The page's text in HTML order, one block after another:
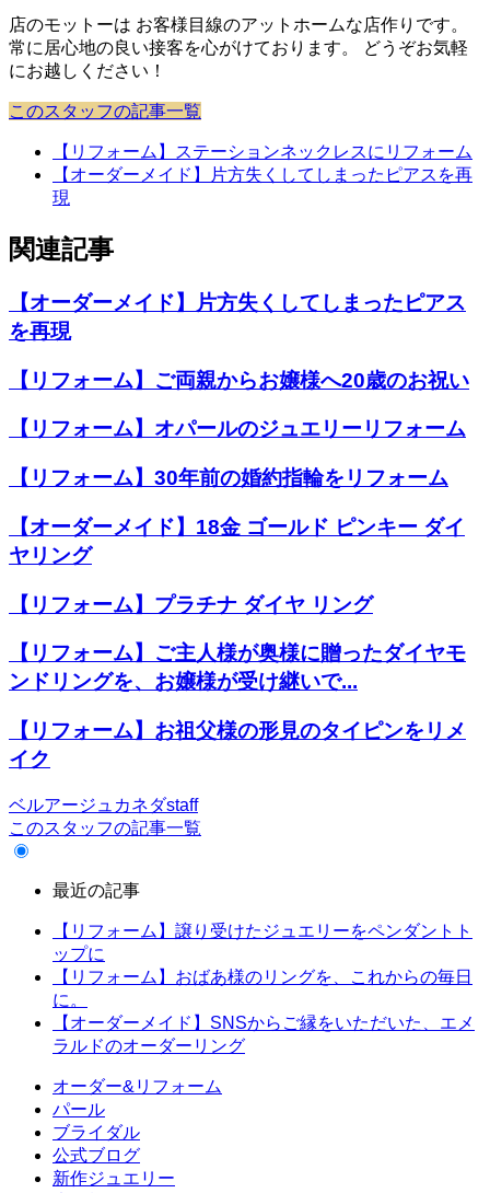
店のモットーは お客様目線のアットホームな店作りです。
常に居心地の良い接客を心がけております。 どうぞお気軽
にお越しください！
このスタッフの記事一覧
【リフォーム】ステーションネックレスにリフォーム
【オーダーメイド】片方失くしてしまったピアスを再
現
関連記事
【オーダーメイド】片方失くしてしまったピアス
を再現
【リフォーム】ご両親からお嬢様へ20歳のお祝い
【リフォーム】オパールのジュエリーリフォーム
【リフォーム】30年前の婚約指輪をリフォーム
【オーダーメイド】18金 ゴールド ピンキー ダイ
ヤリング
【リフォーム】プラチナ ダイヤ リング
【リフォーム】ご主人様が奥様に贈ったダイヤモ
ンドリングを、お嬢様が受け継いで...
【リフォーム】お祖父様の形見のタイピンをリメ
イク
ベルアージュカネダstaff
このスタッフの記事一覧
最近の記事
【リフォーム】譲り受けたジュエリーをペンダントト
ップに
【リフォーム】おばあ様のリングを、これからの毎日
に。
【オーダーメイド】SNSからご縁をいただいた、エメ
ラルドのオーダーリング
オーダー&リフォーム
パール
ブライダル
公式ブログ
新作ジュエリー